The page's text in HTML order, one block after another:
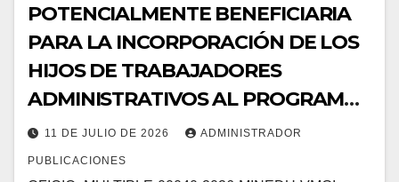
POTENCIALMENTE BENEFICIARIA
PARA LA INCORPORACIÓN DE LOS
HIJOS DE TRABAJADORES
ADMINISTRATIVOS AL PROGRAMA
NACIONAL DE BECAS Y CRÉDITO
EDUCATIVO (PRONABEC).
11 DE JULIO DE 2026 ADMINISTRADOR
PUBLICACIONES